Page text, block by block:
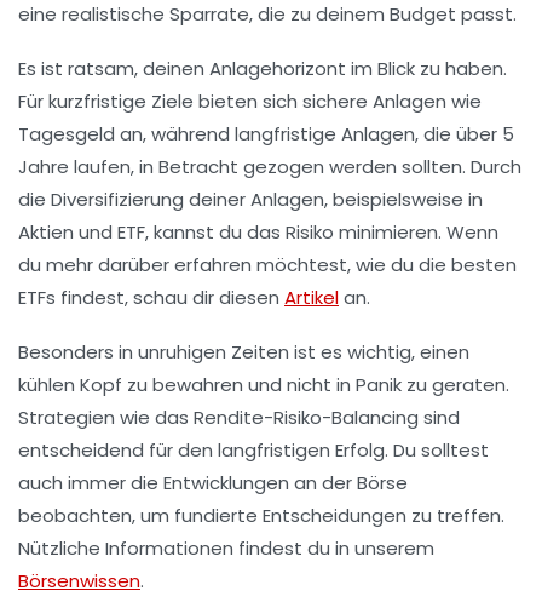
eine realistische Sparrate, die zu deinem Budget passt.
Es ist ratsam, deinen Anlagehorizont im Blick zu haben.
Für kurzfristige Ziele bieten sich sichere Anlagen wie
Tagesgeld an, während langfristige Anlagen, die über 5
Jahre laufen, in Betracht gezogen werden sollten. Durch
die Diversifizierung deiner Anlagen, beispielsweise in
Aktien und ETF, kannst du das Risiko minimieren. Wenn
du mehr darüber erfahren möchtest, wie du die besten
ETFs findest, schau dir diesen Artikelan.
Besonders in unruhigen Zeiten ist es wichtig, einen
kühlen Kopf zu bewahren und nicht in Panik zu geraten.
Strategien wie das Rendite-Risiko-Balancing sind
entscheidend für den langfristigen Erfolg. Du solltest
auch immer die Entwicklungen an derBörse
beobachten, um fundierte Entscheidungen zu treffen.
Nützliche Informationen findest du in unserem
Börsenwissen.